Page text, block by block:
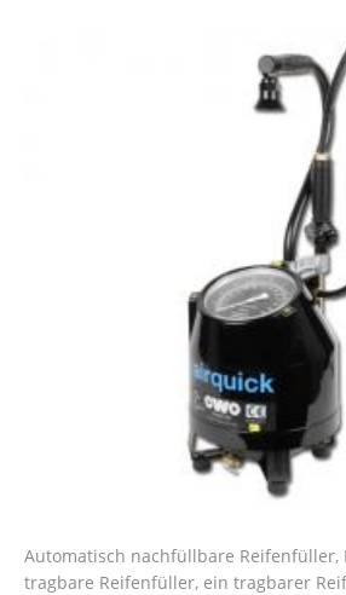
Automatisch nachfüllbare Reifenfüller,
tragbare Reifenfüller, ein tragbarer